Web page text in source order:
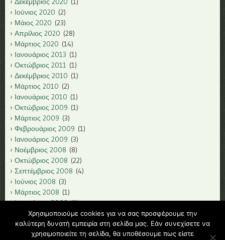
Ιούνιος 2020 (2)
Μάιος 2020 (23)
Απρίλιος 2020 (28)
Μάρτιος 2020 (14)
Ιανουάριος 2013 (1)
Οκτώβριος 2011 (1)
Δεκέμβριος 2010 (1)
Μάρτιος 2010 (2)
Ιανουάριος 2010 (1)
Οκτώβριος 2009 (1)
Μάρτιος 2009 (3)
Φεβρουάριος 2009 (1)
Ιανουάριος 2009 (3)
Νοέμβριος 2008 (8)
Οκτώβριος 2008 (22)
Σεπτέμβριος 2008 (4)
Ιούνιος 2008 (3)
Μάρτιος 2008 (1)
Ιανουάριος 2008(1)
Δεκέμβριος 2007(1)
Νοέμβριος 2007(1)
Χρησιμοποιούμε cookies για να σας προσφέρουμε την
καλύτερη δυνατή εμπειρία στη σελίδα μας. Εάν συνεχίσετε να
χρησιμοποιείτε τη σελίδα, θα υποθέσουμε πως είστε